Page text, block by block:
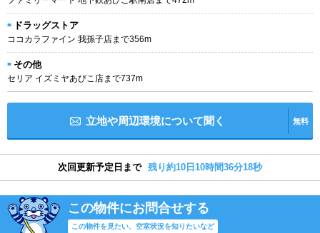
ドラッグストア
ココカラファイン 我孫子店まで356m
その他
セリア イズミヤあびこ店まで737m
立地や周辺環境について聞く 無料
次回更新予定日まで 残り約10日10時間36分17秒
この物件にお問合せする
この物件を見たい、空室状況を知りたいなど